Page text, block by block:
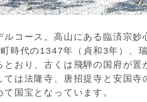
コース。高山にある臨済宗
時代の1347年（貞和3年）、
おり、古くは飛騨の国府が
は法隆寺、唐招提寺と安国
国宝となっています。